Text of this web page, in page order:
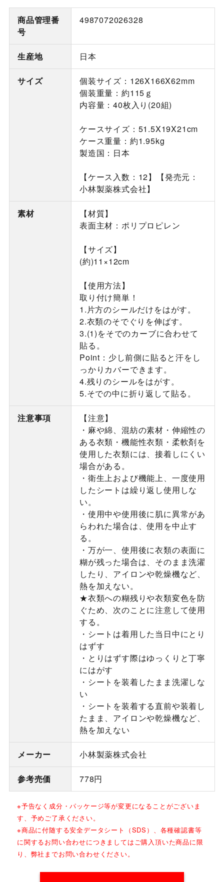
商品管理番
号
4987072026328
生産地 日本
サイズ
個装サイズ：126X166X62mm
個装重量：約115ｇ
内容量：40枚入り(20組)
ケースサイズ：51.5X19X21cm
ケース重量：約1.95kg
製造国：日本
【ケース入数：12】【発売元：
小林製薬株式会社】
素材
【材質】
表面主材：ポリプロピレン
【サイズ】
(約)11×12cm
【使用方法】
取り付け簡単！
1.片方のシールだけをはがす。
2.衣類のそでぐりを伸ばす。
3.(1)をそでのカーブに合わせて
貼る。
Point：少し前側に貼ると汗をし
っかりカバーできます。
4.残りのシールをはがす。
5.そでの中に折り返して貼る。
注意事項
【注意】
・麻や綿、混紡の素材・伸縮性の
ある衣類・機能性衣類・柔軟剤を
使用した衣類には、接着しにくい
場合がある。
・衛生上および機能上、一度使用
したシートは繰り返し使用しな
い。
・使用中や使用後に肌に異常があ
らわれた場合は、使用を中止す
る。
・万が一、使用後に衣類の表面に
糊が残った場合は、そのまま洗濯
したり、アイロンや乾燥機など、
熱を加えない。
★衣類への糊残りや衣類変色を防
ぐため、次のことに注意して使用
する。
・シートは着用した当日中にとり
はずす
・とりはずす際はゆっくりと丁寧
にはがす
・シートを装着したまま洗濯しな
い
・シートを装着する直前や装着し
たまま、アイロンや乾燥機など、
熱を加えない
メーカー 小林製薬株式会社
参考売価 778円
※予告なく成分・パッケージ等が変更になることがございま
す、予めご了承ください。
※商品に付随する安全データシート（SDS）、各種確認書等
に関するお問い合わせにつきましてはご購入頂いた商品に限
り、弊社までお問い合わせください。